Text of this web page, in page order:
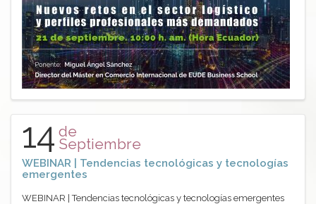
14 de
Septiembre
WEBINAR | Tendencias tecnológicas y tecnologías
emergentes
WEBINAR | Tendencias tecnológicas y tecnologías emergentes